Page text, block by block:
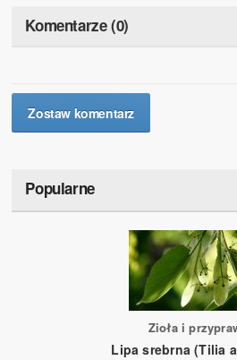
Komentarze (0)
Zostaw komentarz
Popularne
Zioła i
Lipa srebrna (Tilia